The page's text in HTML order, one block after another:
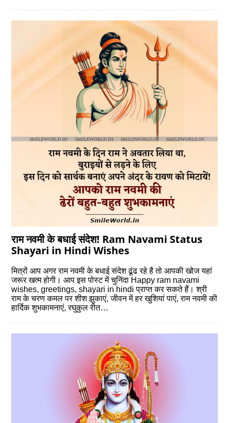
राम नवमी के बधाई संदेश! Ram Navami Status
Shayari in Hindi Wishes
मित्रों आप अगर राम नवमी के बधाई संदेश ढूंढ रहे है तो आपकी खोज यहां
जरूर खत्‍म होगी। आप इस पोस्‍ट में चुनिंदा Happy ram navami
wishes, greetings, shayari in hindi प्राप्‍त कर सकते हैं। श्री
राम के चरण कमल पर शीश झुकाएं, जीवन में हर खुशियां पाएं, राम नवमी की
हार्दिक शुभकामनाएं, रघुकुल रीत…